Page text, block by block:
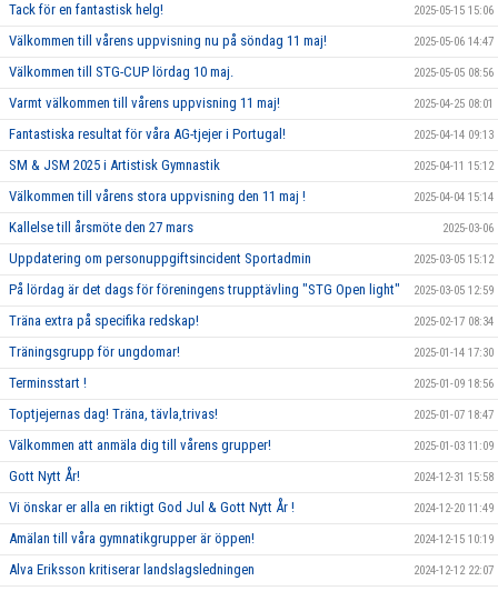
Tack för en fantastisk helg! 2025-05-15 15:06
Välkommen till vårens uppvisning nu på söndag 11 maj! 2025-05-06 14:47
Välkommen till STG-CUP lördag 10 maj. 2025-05-05 08:56
Varmt välkommen till vårens uppvisning 11 maj! 2025-04-25 08:01
Fantastiska resultat för våra AG-tjejer i Portugal! 2025-04-14 09:13
SM & JSM 2025 i Artistisk Gymnastik 2025-04-11 15:12
Välkommen till vårens stora uppvisning den 11 maj ! 2025-04-04 15:14
Kallelse till årsmöte den 27 mars 2025-03-06
Uppdatering om personuppgiftsincident Sportadmin 2025-03-05 15:12
På lördag är det dags för föreningens trupptävling "STG Open light" 2025-03-05 12:59
Träna extra på specifika redskap! 2025-02-17 08:34
Träningsgrupp för ungdomar! 2025-01-14 17:30
Terminsstart ! 2025-01-09 18:56
Toptjejernas dag! Träna, tävla,trivas! 2025-01-07 18:47
Välkommen att anmäla dig till vårens grupper! 2025-01-03 11:09
Gott Nytt År! 2024-12-31 15:58
Vi önskar er alla en riktigt God Jul & Gott Nytt År ! 2024-12-20 11:49
Amälan till våra gymnatikgrupper är öppen! 2024-12-15 10:19
Alva Eriksson kritiserar landslagsledningen 2024-12-12 22:07